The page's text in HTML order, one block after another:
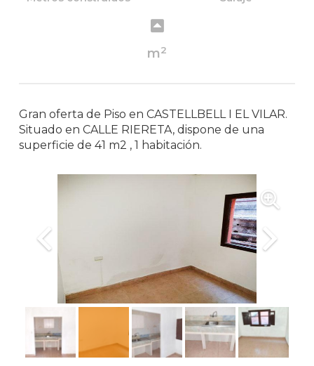
m2
Gran oferta de Piso en CASTELLBELL I EL VILAR.
Situado en CALLE RIERETA, dispone de una
superficie de 41 m2 , 1 habitación.